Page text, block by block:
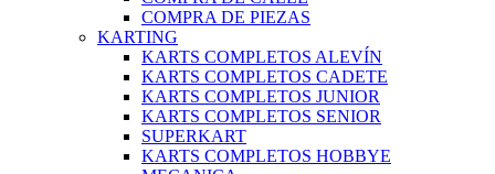
COMPRA DE PIEZAS
KARTING
KARTS COMPLETOS ALEVÍN
KARTS COMPLETOS CADETE
KARTS COMPLETOS JUNIOR
KARTS COMPLETOS SENIOR
SUPERKART
KARTS COMPLETOS HOBBYE